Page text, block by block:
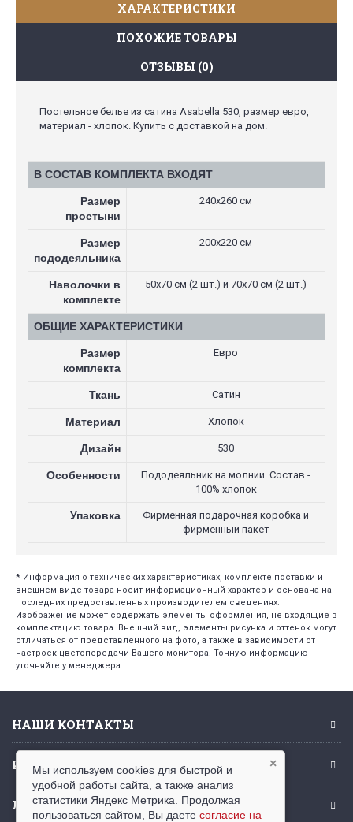
ХАРАКТЕРИСТИКИ
ПОХОЖИЕ ТОВАРЫ
ОТЗЫВЫ (0)
Постельное белье из сатина Asabella 530, размер евро,
материал - хлопок. Купить с доставкой на дом.
В СОСТАВ КОМПЛЕКТА ВХОДЯТ
Размер
простыни
240х260 см
Размер
пододеяльника
200х220 см
Наволочки в
комплекте
50х70 см (2 шт.) и 70х70 см (2 шт.)
ОБЩИЕ ХАРАКТЕРИСТИКИ
Размер
комплекта
Евро
Ткань Сатин
Материал Хлопок
Дизайн 530
Особенности
Пододеяльник на молнии. Состав -
100% хлопок
Упаковка
Фирменная подарочная коробка и
фирменный пакет
* Информация о технических характеристиках, комплекте поставки и
внешнем виде товара носит информационный характер и основана на
последних предоставленных производителем сведениях.
Изображение может содержать элементы оформления, не входящие в
комплектацию товара. Внешний вид, элементы рисунка и оттенок могут
отличаться от представленного на фото, а также в зависимости от
настроек цветопередачи Вашего монитора. Точную информацию
уточняйте у менеджера.
НАШИ КОНТАКТЫ
ИНФОРМАЦИЯ
ЛИЧНЫЙ КАБИНЕТ
×
Мы используем cookies для быстрой и
удобной работы сайта, а также анализ
статистики Яндекс Метрика. Продолжая
пользоваться сайтом, Вы даете согласие на